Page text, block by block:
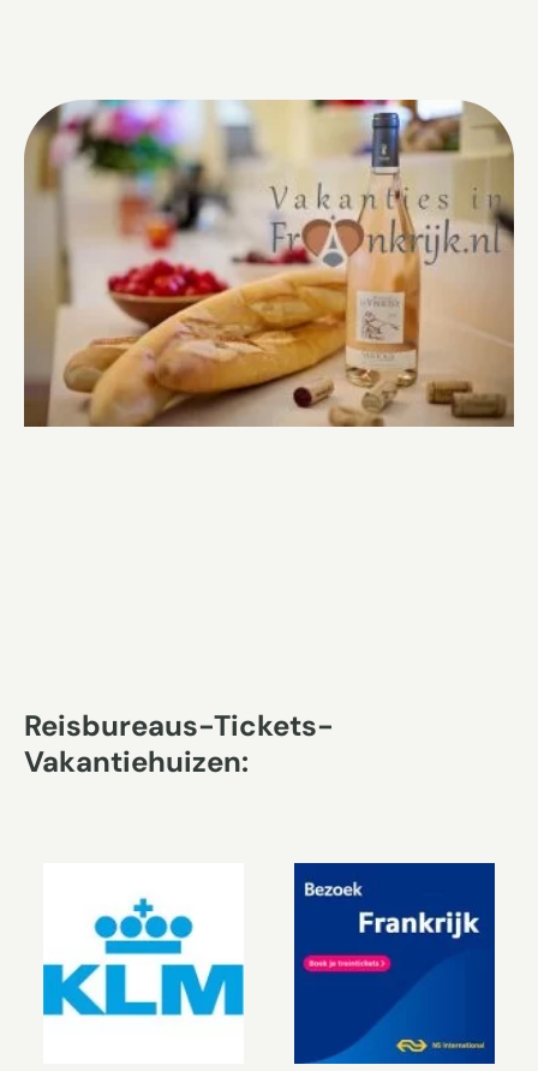
Reisbureaus-Tickets-
Vakantiehuizen: